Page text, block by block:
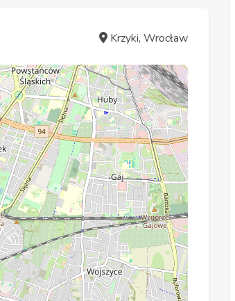
Krzyki, Wrocław